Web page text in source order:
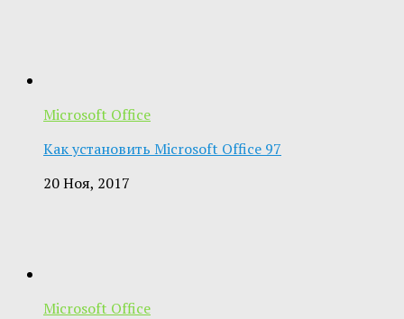
Microsoft Office
Как установить Microsoft Office 97
20 Ноя, 2017
Microsoft Office